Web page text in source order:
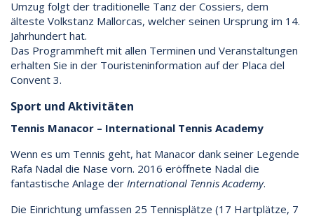
Umzug folgt der traditionelle Tanz der Cossiers, dem
älteste Volkstanz Mallorcas, welcher seinen Ursprung im 14.
Jahrhundert hat.
Das Programmheft mit allen Terminen und Veranstaltungen
erhalten Sie in der Touristeninformation auf der Placa del
Convent 3.
Sport und Aktivitäten
Tennis Manacor – International Tennis Academy
Wenn es um Tennis geht, hat Manacor dank seiner Legende
Rafa Nadal die Nase vorn. 2016 eröffnete Nadal die
fantastische Anlage der International Tennis Academy.
Die Einrichtung umfassen 25 Tennisplätze (17 Hartplätze, 7